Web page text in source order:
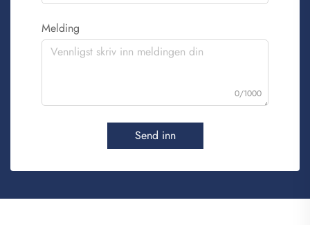
Melding
0/1000
Send inn